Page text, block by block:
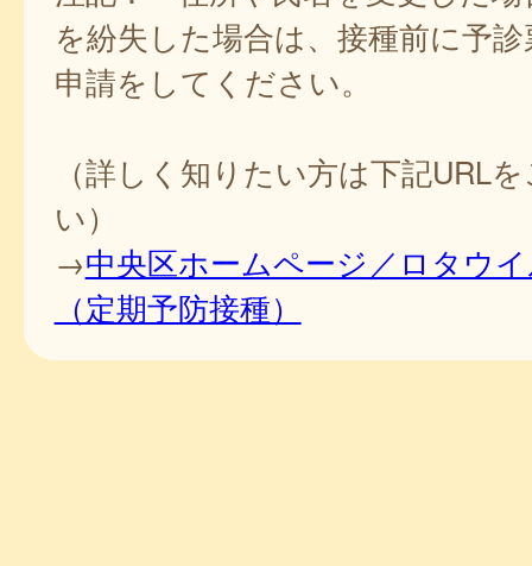
を紛失した場合は、接種前に予
申請をしてください。
（詳しく知りたい方は下記URL
い）
→中央区ホームページ／ロタウ
（定期予防接種）